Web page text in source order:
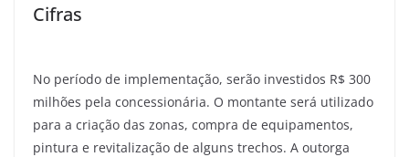
Cifras
No período de implementação, serão investidos R$ 300
milhões pela concessionária. O montante será utilizado
para a criação das zonas, compra de equipamentos,
pintura e revitalização de alguns trechos. A outorga